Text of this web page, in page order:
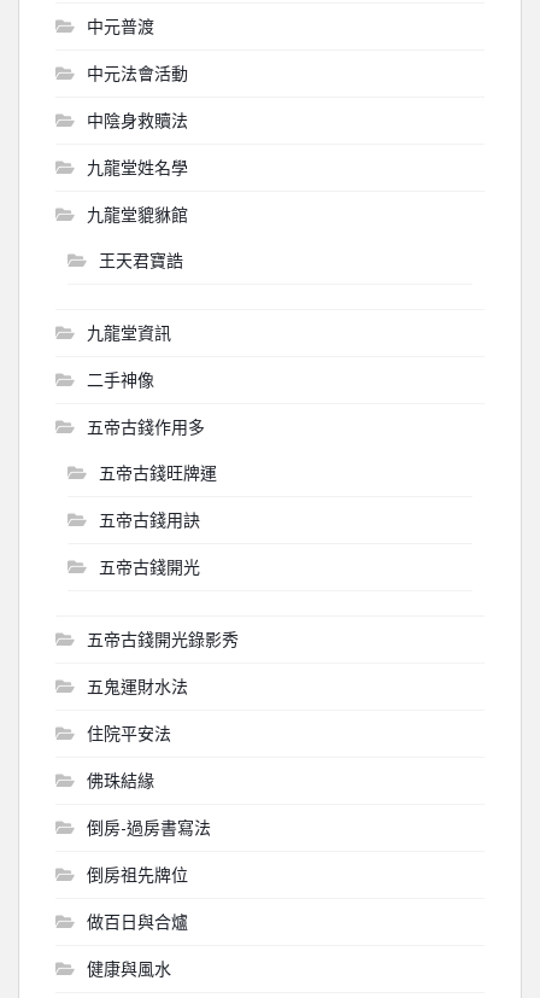
中元普渡
中元法會活動
中陰身救贖法
九龍堂姓名學
九龍堂貔貅館
王天君寶誥
九龍堂資訊
二手神像
五帝古錢作用多
五帝古錢旺牌運
五帝古錢用訣
五帝古錢開光
五帝古錢開光錄影秀
五鬼運財水法
住院平安法
佛珠結緣
倒房-過房書寫法
倒房祖先牌位
做百日與合爐
健康與風水